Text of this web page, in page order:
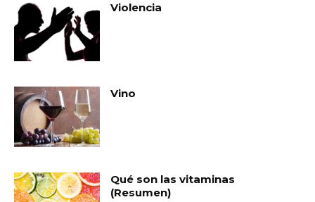
Violencia
Vino
Qué son las vitaminas
(Resumen)